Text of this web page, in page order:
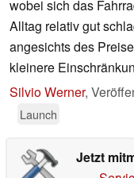
wobei sich das
Alltag relativ gut
angesichts des
kleinere
Silvio Werner,
Launch
Jetzt